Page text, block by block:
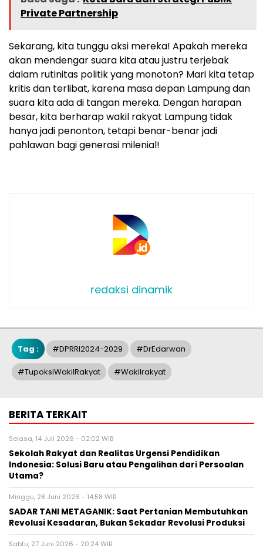
Private Partnership
Sekarang, kita tunggu aksi mereka! Apakah mereka
akan mendengar suara kita atau justru terjebak
dalam rutinitas politik yang monoton? Mari kita tetap
kritis dan terlibat, karena masa depan Lampung dan
suara kita ada di tangan mereka. Dengan harapan
besar, kita berharap wakil rakyat Lampung tidak
hanya jadi penonton, tetapi benar-benar jadi
pahlawan bagi generasi milenial!
redaksi dinamik
Tag : #DPRRI2024-2029 #DrEdarwan
#TupoksiWakilRakyat #wakilrakyat
BERITA TERKAIT
Selasa, 14 Juli 2026 - 02:02 WIB
Sekolah Rakyat dan Realitas Urgensi Pendidikan
Indonesia: Solusi Baru atau Pengalihan dari Persoalan
Utama?
Minggu, 28 Juni 2026 - 14:58 WIB
SADAR TANI METAGANIK: Saat Pertanian Membutuhkan
Revolusi Kesadaran, Bukan Sekadar Revolusi Produksi
Sabtu, 27 Juni 2026 - 20:24 WIB